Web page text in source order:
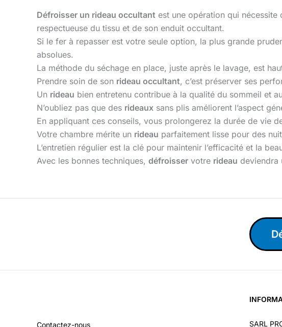
Défroisser un rideau occultant est une opération qui
respectueuse du tissu et de son enduit occultant.
Si le fer à repasser est votre seule option, la plus grande
absolues.
La méthode du séchage en place, juste après le lavage, est
Prendre soin de son rideau occultant, c’est préserver ses
Un rideau bien entretenu contribue à la qualité du sommeil et
N’oubliez pas que des rideaux sans plis améliorent l’aspect
En appliquant ces conseils, vous prolongerez la durée de vie
Votre chambre mérite un rideau parfaitement lisse pour des
L’entretien régulier est la clé pour maintenir l’efficacité et la
Avec les bonnes techniques, défroisser votre rideau deviendra
Contactez-nous SARL